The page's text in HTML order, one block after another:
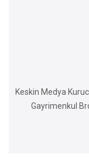
Keskin Medya
Gayrimenkul